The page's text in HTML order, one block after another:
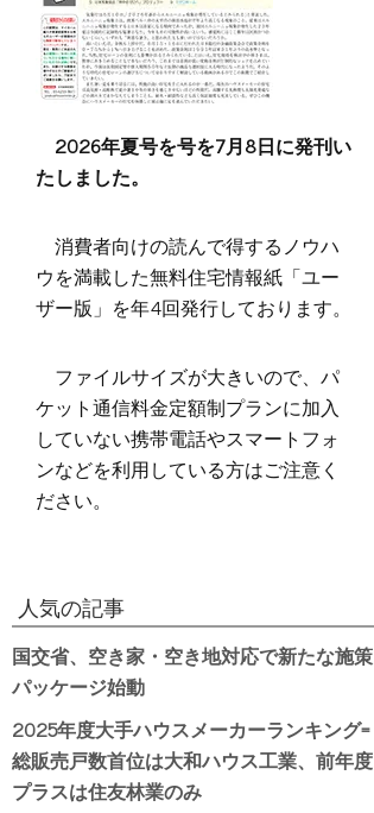
2026年夏号を号を7月8日に発刊い
たしました。
消費者向けの読んで得するノウハ
ウを満載した無料住宅情報紙「ユー
ザー版」を年4回発行しております。
ファイルサイズが大きいので、パ
ケット通信料金定額制プランに加入
していない携帯電話やスマートフォ
ンなどを利用している方はご注意く
ださい。
人気の記事
国交省、空き家・空き地対応で新たな施策
パッケージ始動
2025年度大手ハウスメーカーランキング=
総販売戸数首位は大和ハウス工業、前年度
プラスは住友林業のみ